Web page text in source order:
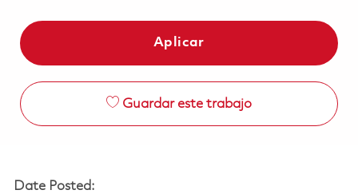
Aplicar
Guardar este trabajo
Date Posted: